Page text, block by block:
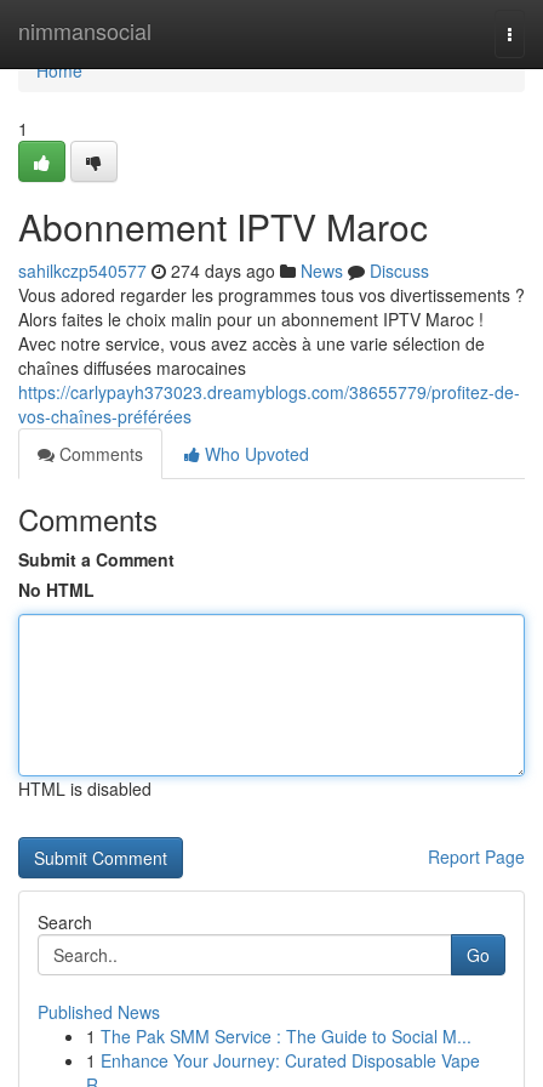
nimmansocial
Home
Home
1
Abonnement IPTV Maroc
sahilkczp540577 274 days ago News
Discuss
Vous adored regarder les programmes tous vos divertissements ?
Alors faites le choix malin pour un abonnement IPTV Maroc !
Avec notre service, vous avez accès à une varie sélection de
chaînes diffusées marocaines
https://carlypayh373023.dreamyblogs.com/38655779/profitez-de-
vos-chaînes-préférées
Comments
Who Upvoted
Comments
Submit a Comment
No HTML
HTML is disabled
Report Page
Search
Go
Published News
1 The Pak SMM Service : The Guide to Social M...
1 Enhance Your Journey: Curated Disposable Vape